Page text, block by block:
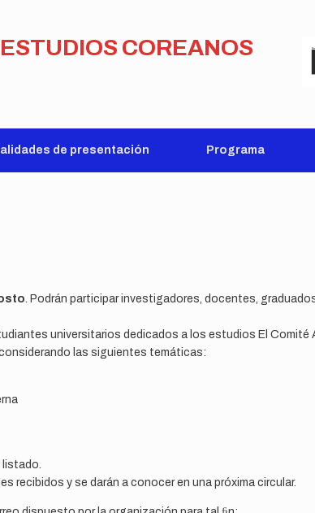
COREANOS
de presentación Programa
. Podrán participar investigadores, docentes,
universitarios dedicados a los estudios El Comité
las siguientes temáticas:
listado.
recibidos y se darán a conocer en una próxima circular.